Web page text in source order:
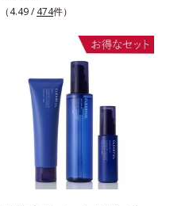
との後、これ1品だけでマルチにケ
ハリ感のあるなめらかな肌を叶えま
す。*1 メラニンの生成を抑え、シ
ミ・ソバカスを防ぐ*2 肌にハリを
与え若々しい印象*3 首のうるおい
ケアとして*4 ナイアシンアミド
(*1)」に着目した初期エイジングケ
来のうるおいやバリア機能にアプロ
ーチする初期エイジングケアシリー
ズです。「うるおいの質」に着目
し、肌荒れを予防しながらうるおい
に満ちた美しい肌へと導きます。ポ
ーラ・オルビスグループ独自の肌荒
れ防止有効成分として、「DF-パン
テノール(*3)」を国内唯一(*4)、高
濃度で配合。角層のバリア機能にア
プローチして肌荒れを防ぎ、肌不調
（4.49 / 474件）